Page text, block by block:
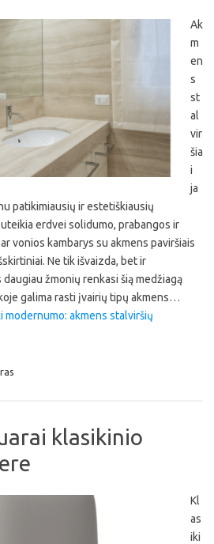
Ak
m
en
s
st
al
vir
šia
i
ja
patikimiausių ir estetiškiausių
erdvei solidumo, prabangos ir
vonios kambarys su akmens paviršiais
Ne tik išvaizda, bet ir
žmonių renkasi šią medžiagą
galima rasti įvairių tipų akmens…
modernumo: akmens stalviršių
klasikinio
Kl
as
iki